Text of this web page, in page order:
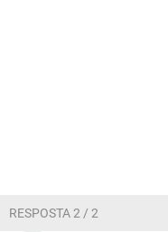
RESPOSTA 2 / 2